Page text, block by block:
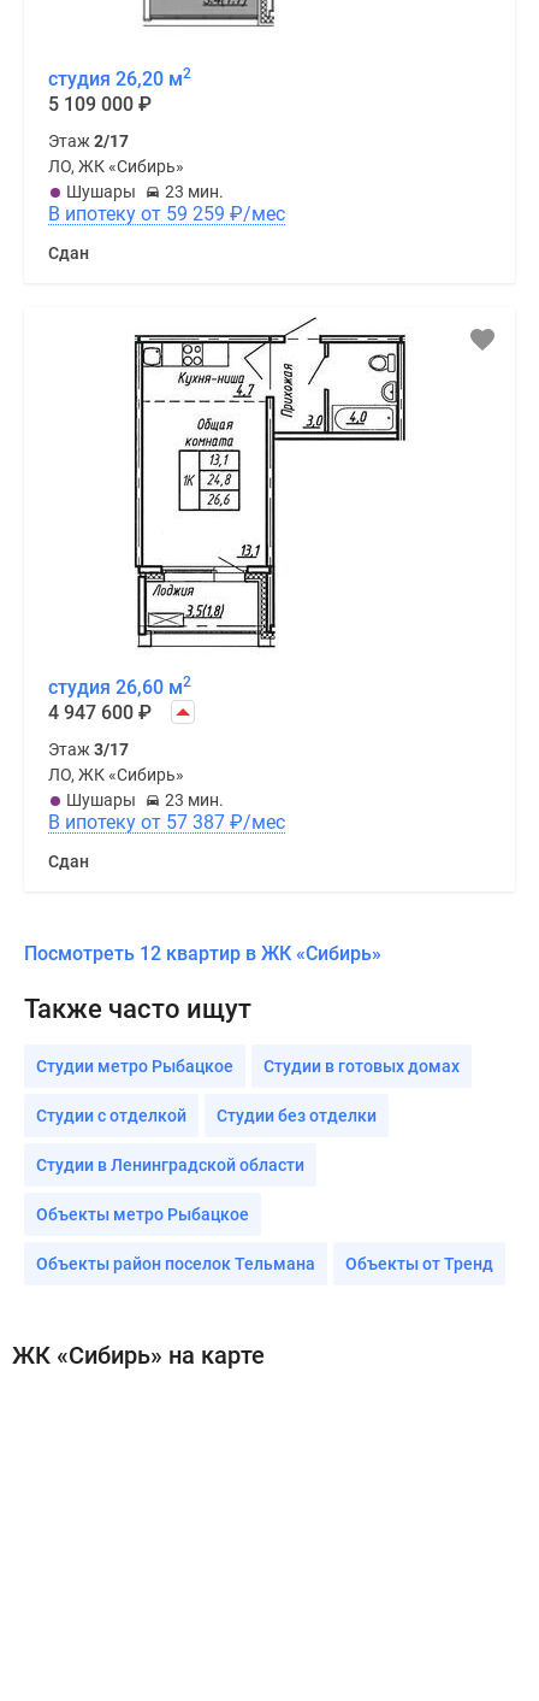
студия 26,20 м2
5 109 000 ₽
Этаж2/17
ЛО, ЖК «Сибирь»
Шушары
23 мин.
В ипотеку от 59 259 ₽/мес
Сдан
студия 26,60 м2
4 947 600 ₽
Этаж3/17
ЛО, ЖК «Сибирь»
Шушары
23 мин.
В ипотеку от 57 387 ₽/мес
Сдан
Посмотреть 12 квартир в ЖК «Сибирь»
Также часто ищут
Студии метро Рыбацкое Студии в готовых домах
Студии с отделкой Студии без отделки
Студии в Ленинградской области
Объекты метро Рыбацкое
Объекты район поселок Тельмана Объекты от Тренд
ЖК «Сибирь» на карте